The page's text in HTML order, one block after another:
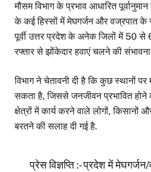
मौसम विभाग के प्रभाव आधारित
के कई हिस्सों में मेघगर्जन और वज्रपात
पूर्वी उत्तर प्रदेश के अनेक जिलों में 50 से
रफ्तार से झोंकेदार हवाएं चलने की
विभाग ने चेतावनी दी है कि कुछ स्थानों
सकता है, जिससे जनजीवन प्रभावित
क्षेत्रों में कार्य करने वाले लोगों, किसानों
बरतने की सलाह दी गई है.
प्रेस विज्ञप्ति :- प्रदेश में